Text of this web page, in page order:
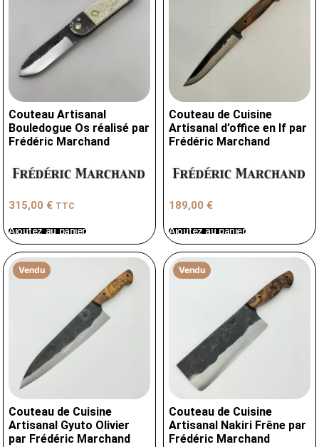
Couteau Artisanal
Bouledogue Os réalisé par
Frédéric Marchand
315,00 € TTC
Ajoutez au panier
Couteau de Cuisine
Artisanal d’office en If par
Frédéric Marchand
189,00 €
Ajoutez au panier
Vendu
Couteau de Cuisine
Artisanal Gyuto Olivier
par Frédéric Marchand
Vendu
Couteau de Cuisine
Artisanal Nakiri Frêne par
Frédéric Marchand